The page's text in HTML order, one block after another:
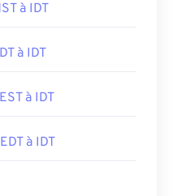
à IDT
à IDT
à IDT
à IDT